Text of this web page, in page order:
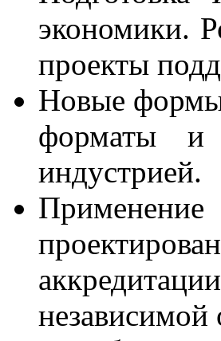
экономики.
проекты
Новые формы
форматы и
индустрией.